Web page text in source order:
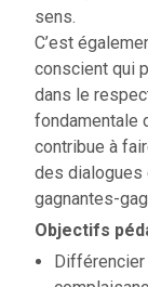
sens.
C’est
conscient qui
dans le
fondamentale
contribue à
des
gagnantes-
Objectifs
Différencier